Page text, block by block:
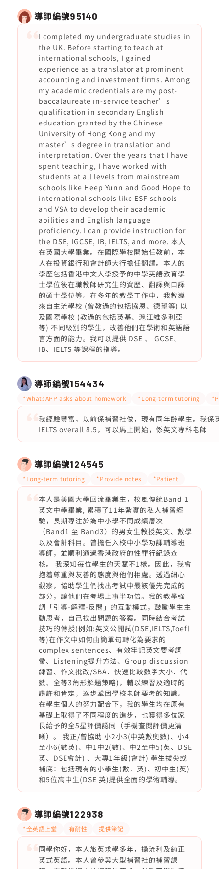
導師編號95140
I completed my undergraduate studies in
the UK. Before starting to teach at
international schools, I gained
experience as a translator at prominent
accounting and investment firms. Among
my academic credentials are my post-
baccalaureate in-service teacher’s
qualification in secondary English
education granted by the Chinese
University of Hong Kong and my
master’s degree in translation and
interpretation. Over the years that I have
spent teaching, I have worked with
students at all levels from mainstream
schools like Heep Yunn and Good Hope to
international schools like ESF schools
and VSA to develop their academic
abilities and English language
proficiency. I can provide instruction for
the DSE, IGCSE, IB, IELTS, and more. 本人
在英國大學畢業。在國際學校開始任教前，本
人在投資銀行和會計師大行擔任翻譯。本人的
學歷包括香港中文大學授予的中學英語教育學
士學位後在職教師研究生的資歷、翻譯與口譯
的碩士學位等。在多年的教學工作中，我教導
來自主流學校 (曾教過的包括協恩、德望等) 以
及國際學校 (教過的包括英基、滬江維多利亞
等) 不同級別的學生，改善他們在學術和英語語
言方面的能力。我可以提供 DSE 、IGCSE、
IB、IELTS 等課程的指導。
導師編號154434
*WhatsAPP asks about homework *Long-term tutoring
我經驗豐富，以前係補習社做，現有同年齡學生。我
IELTS overall 8.5，可以馬上開始，係英文專科老師
導師編號124545
*Long-term tutoring *Provide notes *Patient
本人是美國大學回流畢業生，校風傳統Band 1
英文中學畢業, 累積了11年紮實的私人補習經
驗，長期專注於為中小學不同成績層次
（Band1 至 Band3）的男女生教授英文、數學
以及會計科目。曾擔任入校中小學功課輔導班
導師，並順利通過香港政府的性罪行紀錄查
核。 我深知每位學生的天賦不1樣。因此，我會
抱着尊重與友善的態度與他們相處。透過細心
觀察，協助學生們找出考試中最該優先完成的
部分，讓他們在考場上事半功倍。我的教學強
調「引導-解釋-反問」的互動模式，鼓勵學生主
動思考，自己找出問題的答案。同時結合考試
技巧的傳授(例如:英文公開試(DSE,IELTS,Toefl
等)在作文中如何由簡單句轉化為要求的
complex sentences、有效牢記英文要考詞
彙、Listening提升方法、Group discussion
練習、作文批改/SBA、快速比較數字大小、代
數、全等3角形解題策略)，輔以練習及適時的
讚許和肯定，逐步鞏固學校老師要考的知識。
在學生個人的努力配合下，我的學生均在原有
基礎上取得了不同程度的進步，也獲得多位家
長給予的全5星評價認同（手機查閱評價更清
晰）。 我正/曾協助 小2小3(中英數奧數)、小4
至小6(數英)、中1中2(數)、中2至中5(英、DSE
英、DSE會計) 、大專1年級(會計) 學生拔尖或
補底：包括現有的小學生(數，英)、初中生(英)
和5位高中生(DSE 英)提供全面的學術輔導。
導師編號122938
*全英語上堂 有耐性 提供筆記
同學你好，本人旅英求學多年，操流利及純正
英式英語。本人曾參與大型補習社的補習課